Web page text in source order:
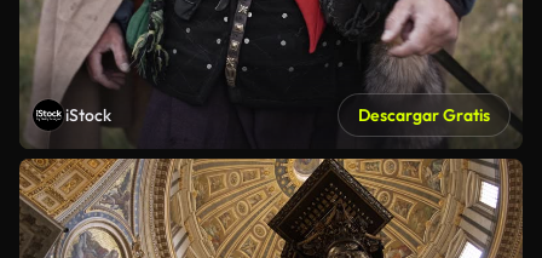
iStock Descargar Gratis